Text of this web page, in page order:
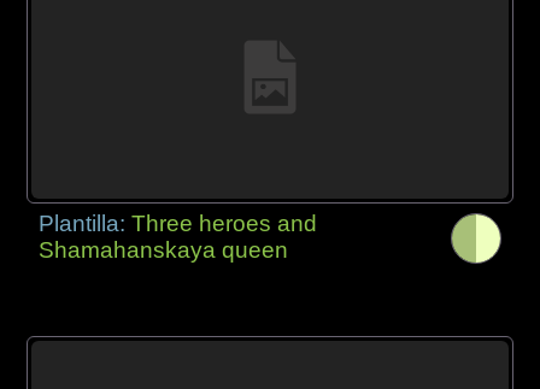
Plantilla:Three heroes and
Shamahanskaya queen